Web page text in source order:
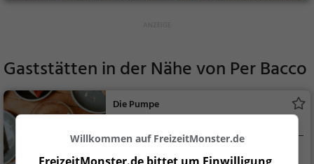
Gaststätten in der Nähe von Per Bacco
Die Pumpe
Nürnberg
Café, Kaffee / Kuc
Willkommen auf FreizeitMonster.de
FreizeitMonster.de bittet um Einwilligung,